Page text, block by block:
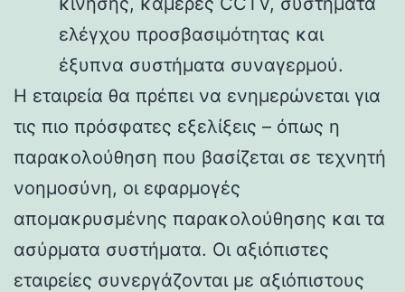
ελέγχου προσβασιμότητας και
έξυπνα συστήματα συναγερμού.
Η εταιρεία θα πρέπει να ενημερώνεται για
τις πιο πρόσφατες εξελίξεις – όπως η
παρακολούθηση που βασίζεται σε τεχνητή
νοημοσύνη, οι εφαρμογές
απομακρυσμένης παρακολούθησης και τα
ασύρματα συστήματα. Οι αξιόπιστες
εταιρείες συνεργάζονται με αξιόπιστους